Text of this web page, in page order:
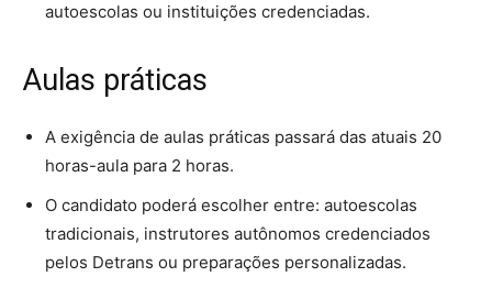
autoescolas ou instituições credenciadas.
Aulas práticas
A exigência de aulas práticas passará das atuais 20
horas-aula para 2 horas.
O candidato poderá escolher entre: autoescolas
tradicionais, instrutores autônomos credenciados
pelos Detrans ou preparações personalizadas.